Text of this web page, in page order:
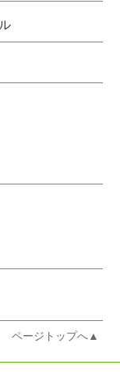
ページトップへ▲